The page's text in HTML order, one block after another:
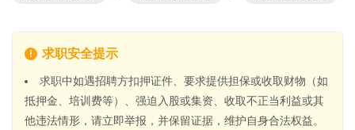
求职安全提示
求职中如遇招聘方扣押证件、要求提供担保或收取财物（如
抵押金、培训费等）、强迫入股或集资、收取不正当利益或其
他违法情形，请立即举报，并保留证据，维护自身合法权益。